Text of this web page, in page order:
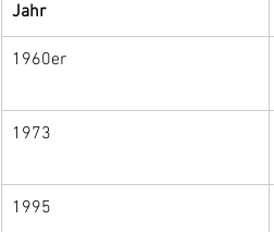
Jahr
1960er
1973
1995